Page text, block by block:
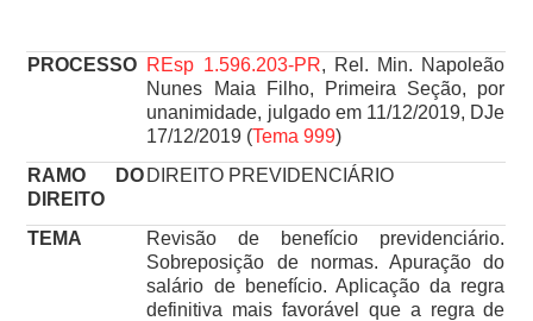
PROCESSO REsp 1.596.203-PR, Rel. Min. Napoleão
Nunes Maia Filho, Primeira Seção, por
unanimidade, julgado em 11/12/2019, DJe
17/12/2019 (Tema 999)
RAMO DO
DIREITO
DIREITO PREVIDENCIÁRIO
TEMA
Revisão de benefício previdenciário.
Sobreposição de normas. Apuração do
salário de benefício. Aplicação da regra
definitiva mais favorável que a regra de